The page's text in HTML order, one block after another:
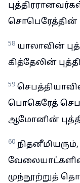
சொபெரேத்தின்
58 யாலாவின்
கித்தேலின்
59
பொகெரேத்
ஆமோனின்
60
வேலையாட்களின்
முந்நூற்றுத்